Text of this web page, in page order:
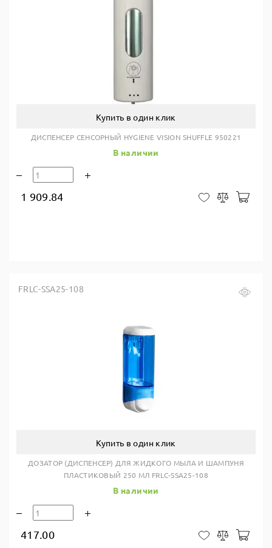
Купить в один клик
ДИСПЕНСЕР СЕНСОРНЫЙ HYGIENE VISION SHUFFLE 950221
В наличии
1 909.84 В закладки
Сравнить
FRLC-SSA25-108
Купить в один клик
ДОЗАТОР (ДИСПЕНСЕР) ДЛЯ ЖИДКОГО МЫЛА И ШАМПУНЯ
ПЛАСТИКОВЫЙ 250 МЛ FRLC-SSA25-108
В наличии
417.00 В закладки
Сравнить